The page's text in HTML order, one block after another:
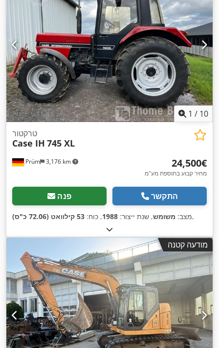
1 / 10
Prüm 3,176 km
טרקטור
Case IH 745 XL
‏24,500 ‏€
מחיר קבוע בתוספת מע"מ
פנה התקשר
מצב: משומש, שנת ייצור: 1988, כוח: 53 קילוואט (72.06 כ"ס) ,
מודעה קטנה